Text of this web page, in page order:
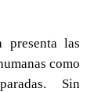
presenta las
como
Sin